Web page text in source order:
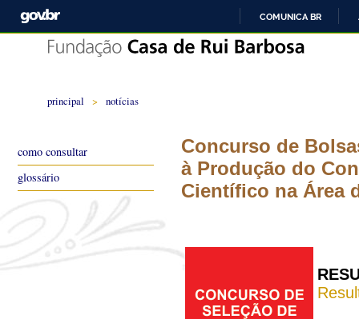
COMUNICA BR
principal > notícias
Concurso de
à Produção do
Científico na Área
como consultar
glossário